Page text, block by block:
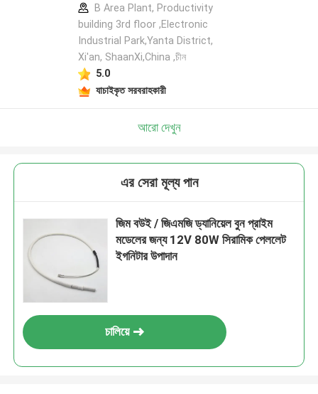
B Area Plant, Productivity
building 3rd floor ,Electronic
Industrial Park,Yanta District,
Xi'an, ShaanXi,China ,চীন
5.0
যাচাইকৃত সরবরাহকারী
আরো দেখুন
এর সেরা মূল্য পান
জিম বউই / জিএমজি ড্যানিয়েল বুন প্রাইম
মডেলের জন্য 12V 80W সিরামিক পেললেট
ইগনিটার উপাদান
চালিয়ে